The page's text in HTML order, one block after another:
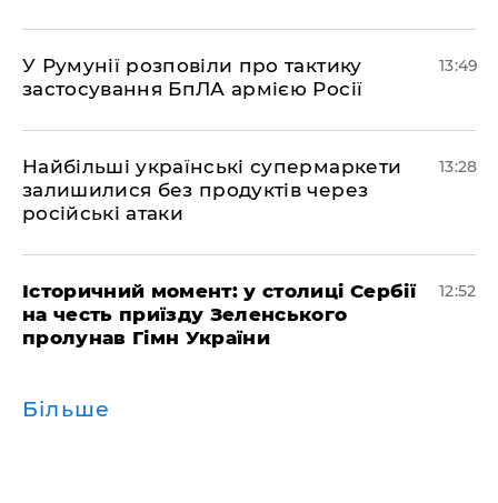
У Румунії розповіли про тактику
застосування БпЛА армією Росії
13:49
Найбільші українські супермаркети
залишилися без продуктів через
російські атаки
13:28
Історичний момент: у столиці Сербії
на честь приїзду Зеленського
пролунав Гімн України
12:52
Більше